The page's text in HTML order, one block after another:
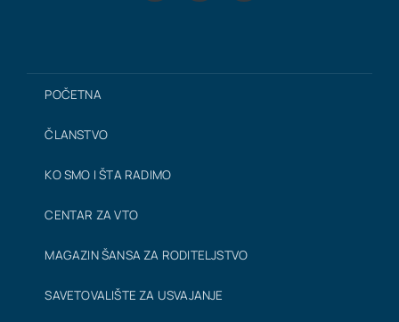
POČETNA
ČLANSTVO
KO SMO I ŠTA RADIMO
CENTAR ZA VTO
MAGAZIN ŠANSA ZA RODITELJSTVO
SAVETOVALIŠTE ZA USVAJANJE